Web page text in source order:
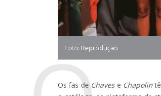
Foto: Reprodução
Os fãs de Chavese Chapolin